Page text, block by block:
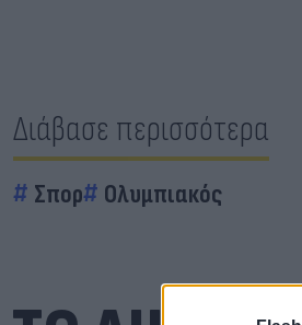
Διάβασε περισσότερα
Σπορ Ολυμπιακός